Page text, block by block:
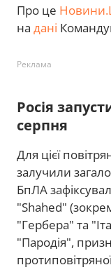
Про це
на дані
Реклама
Росія
серпня
Для цієї
залучили
БпЛА
"Shahed"
"Гербера" та
"Пародія",